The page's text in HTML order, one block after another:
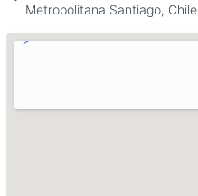
Metropolitana Santiago, Chile